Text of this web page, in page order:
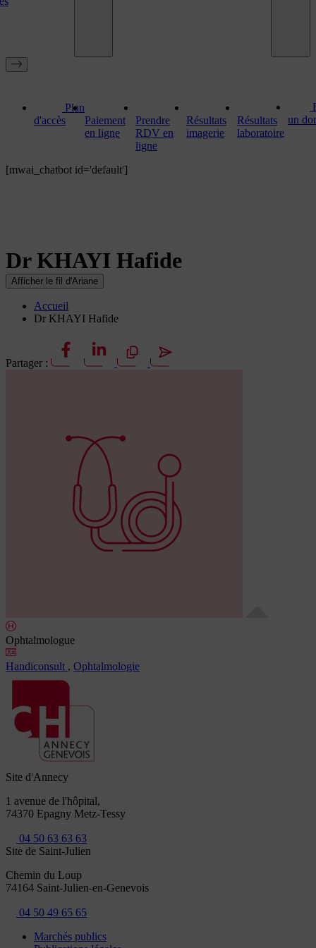
Plan
d'accès
Paiement
en ligne
Prendre
RDV en
ligne
Résultats
imagerie
Résultats
laboratoire
un
[mwai_chatbot id='default']
Dr KHAYI Hafide
Afficher le fil d'Ariane
Accueil
Dr KHAYI Hafide
Partager :
Ophtalmologue
Handiconsult , Ophtalmologie
Site d'Annecy
1 avenue de l'hôpital,
74370 Epagny Metz-Tessy
04 50 63 63 63
Site de Saint-Julien
Chemin du Loup
74164 Saint-Julien-en-Genevois
04 50 49 65 65
Marchés publics